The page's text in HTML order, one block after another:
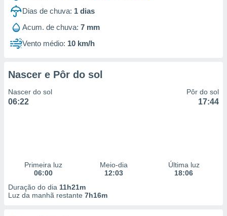
1199
Dias de chuva: 1 dias
Acum. de chuva: 7 mm
Vento médio: 10 km/h
Nascer e Pôr do sol
Nascer do sol
06:22
Pôr do sol
17:44
Primeira luz
06:00
Meio-dia
12:03
Última luz
18:06
Duração do dia 11h21m
Luz da manhã restante 7h16m